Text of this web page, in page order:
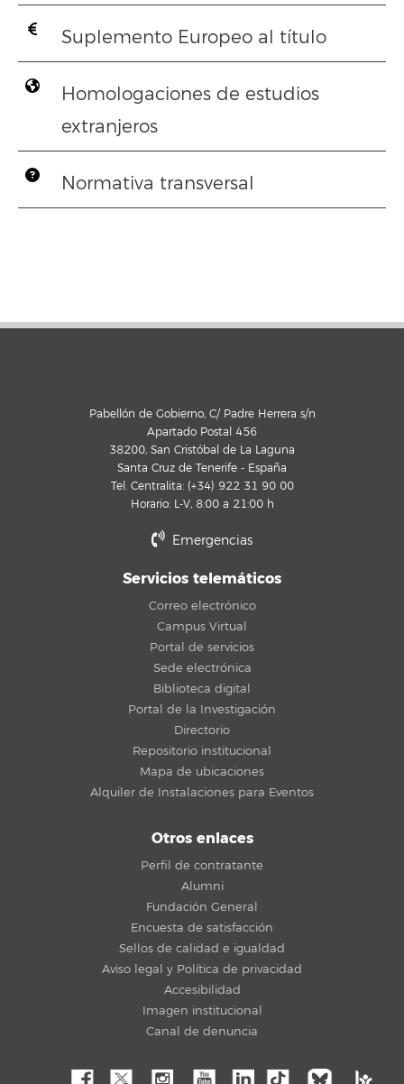
Suplemento Europeo al título
Homologaciones de estudios
extranjeros
Normativa transversal
Pabellón de Gobierno, C/ Padre Herrera s/n
Apartado Postal 456
38200, San Cristóbal de La Laguna
Santa Cruz de Tenerife - España
Tel. Centralita: (+34) 922 31 90 00
Horario: L-V, 8:00 a 21:00 h
Emergencias
Servicios telemáticos
Correo electrónico
Campus Virtual
Portal de servicios
Sede electrónica
Biblioteca digital
Portal de la Investigación
Directorio
Repositorio institucional
Mapa de ubicaciones
Alquiler de Instalaciones para Eventos
Otros enlaces
Perfil de contratante
Alumni
Fundación General
Encuesta de satisfacción
Sellos de calidad e igualdad
Aviso legal y Política de privacidad
Accesibilidad
Imagen institucional
Canal de denuncia